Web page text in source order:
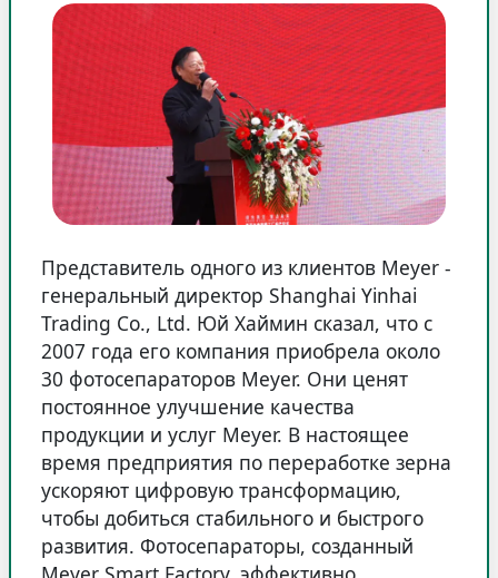
Представитель одного из клиентов Meyer -
генеральный директор Shanghai Yinhai
Trading Co., Ltd. Юй Хаймин сказал, что с
2007 года его компания приобрела около
30 фотосепараторов Meyer. Они ценят
постоянное улучшение качества
продукции и услуг Meyer. В настоящее
время предприятия по переработке зерна
ускоряют цифровую трансформацию,
чтобы добиться стабильного и быстрого
развития. Фотосепараторы, созданный